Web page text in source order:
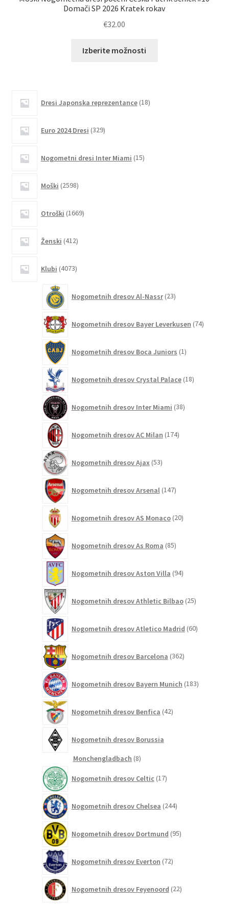
Domači SP 2026 Kratek rokav
€32.00
Izberite možnosti
Dresi Japonska reprezentance 18izdelkov
Euro 2024 Dresi 329izdelkov
Nogometni dresi Inter Miami 15izdelkov
Moški 2598izdelkov
Otroški 1669izdelkov
Ženski 412izdelkov
Klubi 4073izdelkov
Nogometnih dresov Al-Nassr 23izdelkov
Nogometnih dresov Bayer Leverkusen 74izdelkov
Nogometnih dresov Boca Juniors 1izdelek
Nogometnih dresov Crystal Palace 18izdelkov
Nogometnih dresov Inter Miami 38izdelkov
Nogometnih dresov AC Milan 174izdelkov
Nogometnih dresov Ajax 53izdelkov
Nogometnih dresov Arsenal 147izdelkov
Nogometnih dresov AS Monaco 20izdelkov
Nogometnih dresov As Roma 85izdelkov
Nogometnih dresov Aston Villa 94izdelkov
Nogometnih dresov Athletic Bilbao 25izdelkov
Nogometnih dresov Atletico Madrid 60izdelkov
Nogometnih dresov Barcelona 362izdelkov
Nogometnih dresov Bayern Munich 183izdelkov
Nogometnih dresov Benfica 42izdelkov
Nogometnih dresov Borussia
Monchengladbach 88
Nogometnih dresov Celtic 17izdelkov
Nogometnih dresov Chelsea 244izdelkov
Nogometnih dresov Dortmund 95izdelkov
Nogometnih dresov Everton 72izdelkov
Nogometnih dresov Feyenoord 22izdelkov